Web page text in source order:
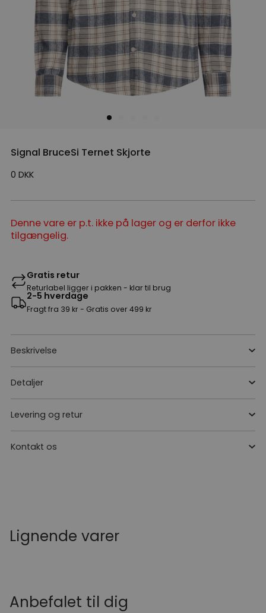
Signal BruceSi Ternet Skjorte
0 DKK
Denne vare er p.t. ikke på lager og er derfor ikke
tilgængelig.
Gratis retur
Returlabel ligger i pakken - klar til brug
2-5 hverdage
Fragt fra 39 kr - Gratis over 499 kr
Beskrivelse
Detaljer
Levering og retur
Kontakt os
Lignende varer
Anbefalet til dig